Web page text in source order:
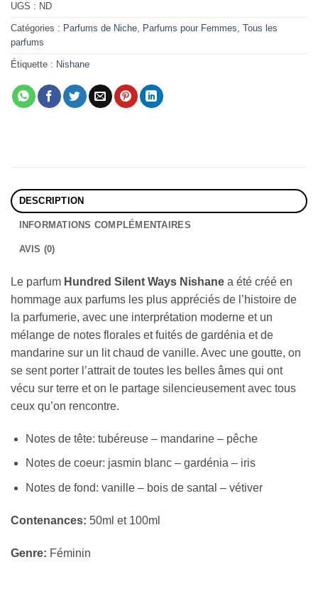
UGS : ND
Catégories : Parfums de Niche, Parfums pour Femmes, Tous les
parfums
Étiquette : Nishane
DESCRIPTION
INFORMATIONS COMPLÉMENTAIRES
AVIS (0)
Le parfum Hundred Silent Ways Nishane a été créé en
hommage aux parfums les plus appréciés de l’histoire de
la parfumerie, avec une interprétation moderne et un
mélange de notes florales et fuités de gardénia et de
mandarine sur un lit chaud de vanille. Avec une goutte, on
se sent porter l’attrait de toutes les belles âmes qui ont
vécu sur terre et on le partage silencieusement avec tous
ceux qu’on rencontre.
Notes de tête: tubéreuse – mandarine – pêche
Notes de coeur: jasmin blanc – gardénia – iris
Notes de fond: vanille – bois de santal – vétiver
Contenances: 50ml et 100ml
Genre: Féminin